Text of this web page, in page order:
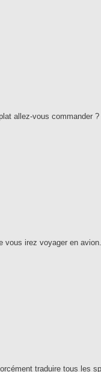
allez-vous commander
vous irez voyager en
traduire tous les